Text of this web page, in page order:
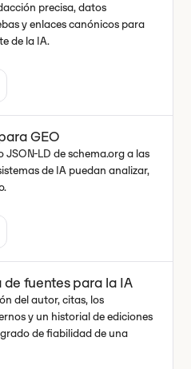
precisa, datos
y enlaces canónicos para
de la IA.
GEO
LD de schema.org a las
de IA puedan analizar,
fuentes para la IA
del autor, citas, los
y un historial de ediciones
de fiabilidad de una